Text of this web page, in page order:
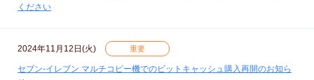
ください
2024年11月12日(火) 重要
セブン‐イレブン マルチコピー機でのビットキャッシュ購入再開のお知ら